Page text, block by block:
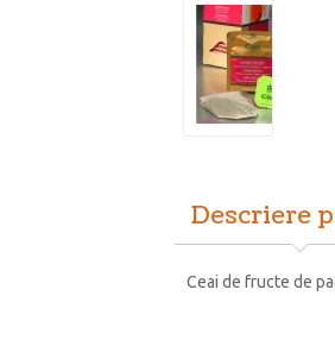
Descriere
Ceai de fructe de